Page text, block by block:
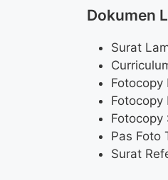
Dokumen
Surat
Fotocopy
Fotocopy
Fotocopy
Pas Foto
Surat